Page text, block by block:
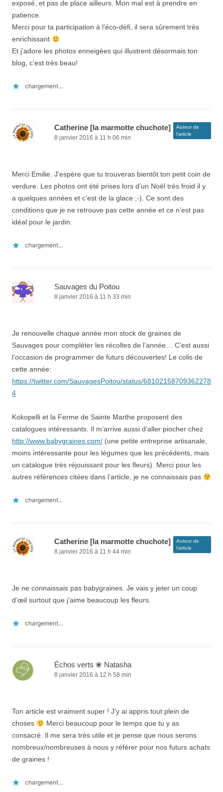
exposé, et pas de place ailleurs. Mon mal est à prendre en
patience.
Merci pour ta participation à l’éco-défi, il sera sûrement très
enrichissant
Et j’adore les photos enneigées qui illustrent désormais ton
blog, c’est très beau!
chargement…
Catherine [la marmotte chuchote]
Auteur de
l’article
8 janvier 2016 à 11 h 06 min
Merci Emilie. J’espère que tu trouveras bientôt ton petit coin de
verdure. Les photos ont été prises lors d’un Noël très froid il y
a quelques années et c’est de la glace ;-). Ce sont des
conditions que je ne retrouve pas cette année et ce n’est pas
idéal pour le jardin.
chargement…
Sauvages du Poitou
8 janvier 2016 à 11 h 33 min
Je renouvelle chaque année mon stock de graines de
Sauvages pour compléter les récoltes de l’année… C’est aussi
l’occasion de programmer de futurs découvertes! Le colis de
cette année:
https://twitter.com/SauvagesPoitou/status/68102158709362278
4
Kokopelli et la Ferme de Sainte Marthe proposent des
catalogues intéressants. Il m’arrive aussi d’aller piocher chez
http://www.babygraines.com/ (une petite entreprise artisanale,
moins intéressante pour les légumes que les précédents, mais
un catalogue très réjouissant pour les fleurs). Merci pour les
autres références citées dans l’article, je ne connaissais pas
chargement…
Catherine [la marmotte chuchote]
Auteur de
l’article
8 janvier 2016 à 11 h 44 min
Je ne connaissais pas babygraines. Je vais y jeter un coup
d’œil surtout que j’aime beaucoup les fleurs.
chargement…
Échos verts ❀ Natasha
8 janvier 2016 à 12 h 58 min
Ton article est vraiment super ! J’y ai appris tout plein de
choses
Merci beaucoup pour le temps que tu y as
consacré. Il me sera très utile et je pense que nous serons
nombreux/nombreuses à nous y référer pour nos futurs achats
de graines !
chargement…